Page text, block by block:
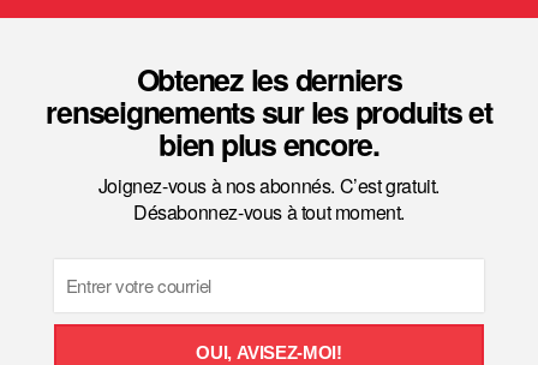
Obtenez les derniers
renseignements sur les produits et
bien plus encore.
Joignez-vous à nos abonnés. C’est gratuit.
Désabonnez-vous à tout moment.
OUI, AVISEZ-MOI!